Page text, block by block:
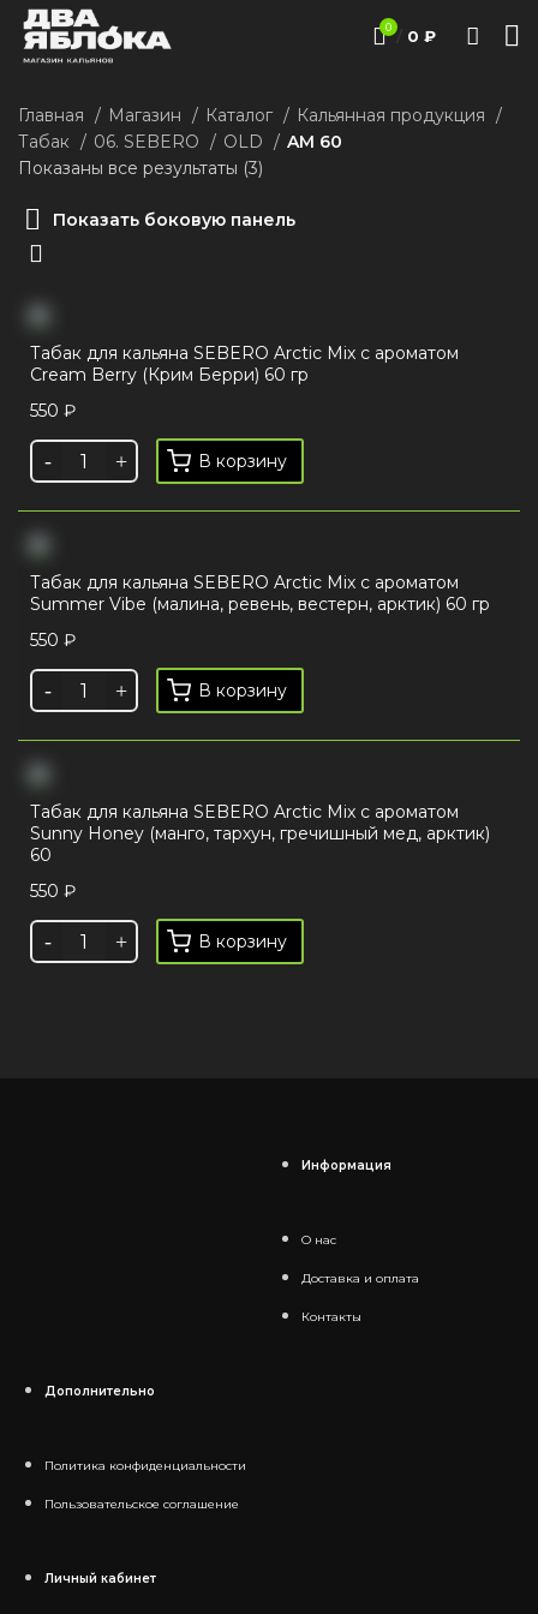
0 / 0 ₽
Главная Магазин Каталог
Кальянная продукция
Табак
06. SEBERO ОLD
AM 60
Показаны все результаты (3)
Показать боковую панель
Табак для кальяна SEBERO Arctic Mix с ароматом
Cream Berry (Крим Берри) 60 гр
550 ₽
В корзину
Табак для кальяна SEBERO Arctic Mix с ароматом
Summer Vibe (малина, ревень, вестерн, арктик) 60 гр
550 ₽
В корзину
Табак для кальяна SEBERO Arctic Mix с ароматом
Sunny Honey (манго, тархун, гречишный мед, арктик)
60
550 ₽
В корзину
Информация
О нас
Доставка и оплата
Контакты
Дополнительно
Политика конфиденциальности
Пользовательское соглашение
Личный кабинет